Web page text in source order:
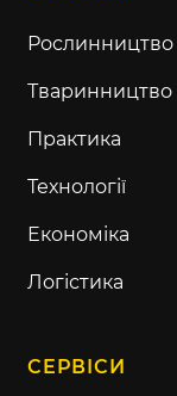
Рослинництво
Тваринництво
Практика
Технології
Економіка
Логістика
СЕРВІСИ